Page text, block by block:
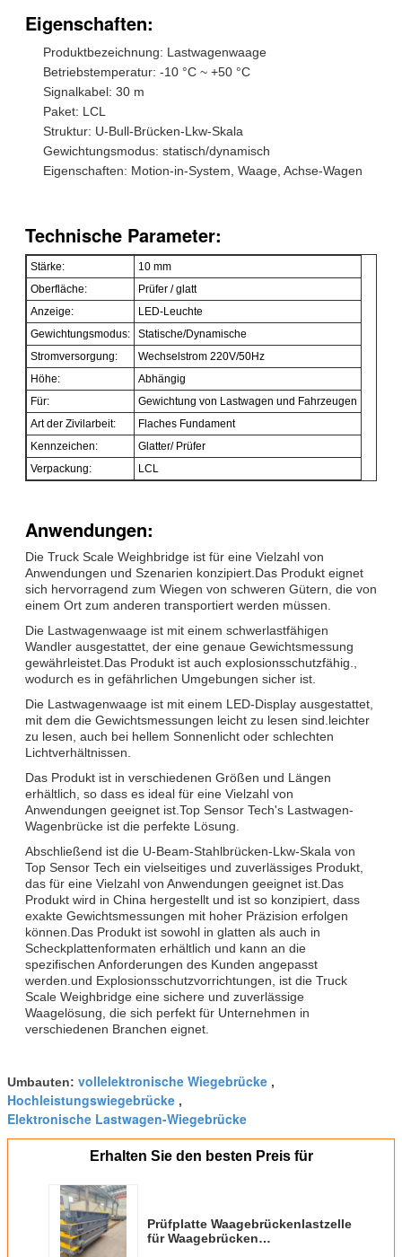
Eigenschaften:
Produktbezeichnung: Lastwagenwaage
Betriebstemperatur: -10 °C ~ +50 °C
Signalkabel: 30 m
Paket: LCL
Struktur: U-Bull-Brücken-Lkw-Skala
Gewichtungsmodus: statisch/dynamisch
Eigenschaften: Motion-in-System, Waage, Achse-Wagen
Technische Parameter:
Stärke:
10 mm
Oberfläche:
Prüfer / glatt
Anzeige:
LED-Leuchte
Gewichtungsmodus:
Statische/Dynamische
Stromversorgung:
Wechselstrom 220V/50Hz
Höhe:
Abhängig
Für:
Gewichtung von Lastwagen und Fahrzeugen
Art der Zivilarbeit:
Flaches Fundament
Kennzeichen:
Glatter/ Prüfer
Verpackung:
LCL
Anwendungen:
Die Truck Scale Weighbridge ist für eine Vielzahl von
Anwendungen und Szenarien konzipiert.Das Produkt eignet
sich hervorragend zum Wiegen von schweren Gütern, die von
einem Ort zum anderen transportiert werden müssen.
Die Lastwagenwaage ist mit einem schwerlastfähigen
Wandler ausgestattet, der eine genaue Gewichtsmessung
gewährleistet.Das Produkt ist auch explosionsschutzfähig.,
wodurch es in gefährlichen Umgebungen sicher ist.
Die Lastwagenwaage ist mit einem LED-Display ausgestattet,
mit dem die Gewichtsmessungen leicht zu lesen sind.leichter
zu lesen, auch bei hellem Sonnenlicht oder schlechten
Lichtverhältnissen.
Das Produkt ist in verschiedenen Größen und Längen
erhältlich, so dass es ideal für eine Vielzahl von
Anwendungen geeignet ist.Top Sensor Tech's Lastwagen-
Wagenbrücke ist die perfekte Lösung.
Abschließend ist die U-Beam-Stahlbrücken-Lkw-Skala von
Top Sensor Tech ein vielseitiges und zuverlässiges Produkt,
das für eine Vielzahl von Anwendungen geeignet ist.Das
Produkt wird in China hergestellt und ist so konzipiert, dass
exakte Gewichtsmessungen mit hoher Präzision erfolgen
können.Das Produkt ist sowohl in glatten als auch in
Scheckplattenformaten erhältlich und kann an die
spezifischen Anforderungen des Kunden angepasst
werden.und Explosionsschutzvorrichtungen, ist die Truck
Scale Weighbridge eine sichere und zuverlässige
Waagelösung, die sich perfekt für Unternehmen in
verschiedenen Branchen eignet.
Umbauten: vollelektronische Wiegebrücke ,
Hochleistungswiegebrücke ,
Elektronische Lastwagen-Wiegebrücke
Erhalten Sie den besten Preis für
Prüfplatte Waagebrückenlastzelle
für Waagebrücken